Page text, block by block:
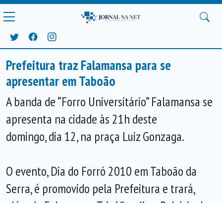
Prefeitura traz Falamansa para se
apresentar em Taboão
Anterior
A banda de “Forro Universitário” Falamansa se
apresenta na cidade às 21h deste
domingo, dia 12, na praça Luiz Gonzaga.
O evento, Dia do Forró 2010 em Taboão da
Serra, é promovido pela Prefeitura e trará,